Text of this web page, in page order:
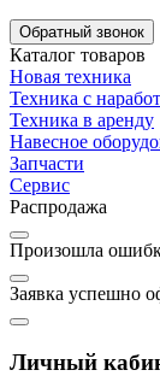
Обратный звонок
Каталог товаров
Новая техника
Техника с
Техника в аренду
Навесное
Запчасти
Сервис
Распродажа
Произошла
Заявка успешно
Личный